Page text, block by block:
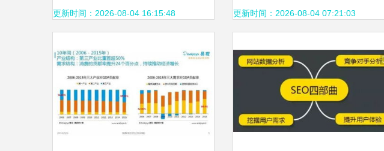
战场
更新时间：2026-08-04 16:15:48 之路
更新时间：2026-08-04 07:21:03